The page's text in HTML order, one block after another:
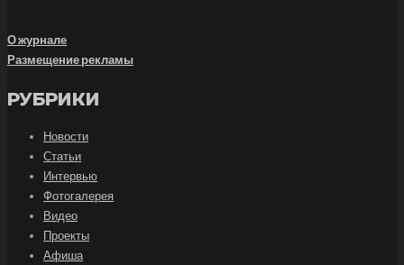
О журнале
Размещение рекламы
РУБРИКИ
Новости
Статьи
Интервью
Фотогалерея
Видео
Проекты
Афиша